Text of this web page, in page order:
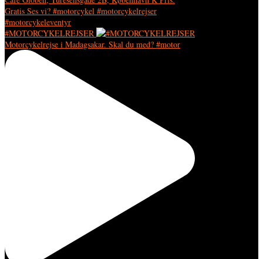
#MOTORCYKELREJSER
Motorcykelrejse i Madagsakar. Skal du med? #motor